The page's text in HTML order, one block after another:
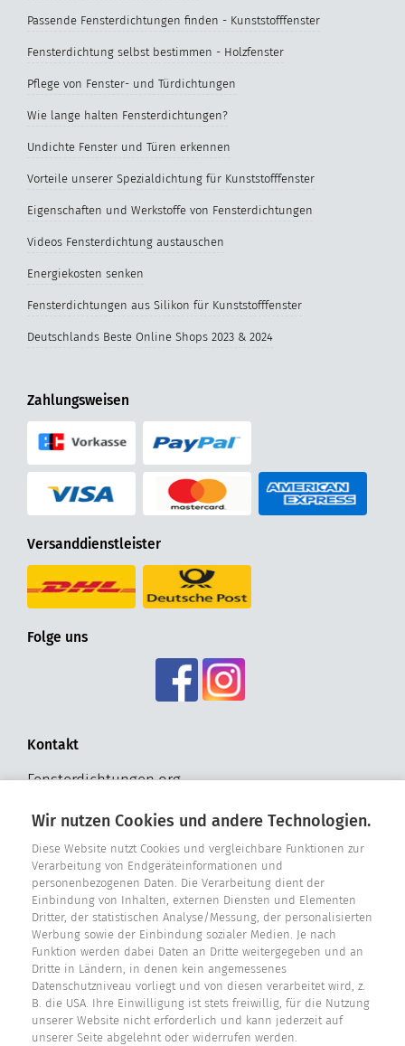
Passende Fensterdichtungen finden - Kunststofffenster
Fensterdichtung selbst bestimmen - Holzfenster
Pflege von Fenster- und Türdichtungen
Wie lange halten Fensterdichtungen?
Undichte Fenster und Türen erkennen
Vorteile unserer Spezialdichtung für Kunststofffenster
Eigenschaften und Werkstoffe von Fensterdichtungen
Videos Fensterdichtung austauschen
Energiekosten senken
Fensterdichtungen aus Silikon für Kunststofffenster
Deutschlands Beste Online Shops 2023 & 2024
Zahlungsweisen
Versanddienstleister
Folge uns
Kontakt
Fensterdichtungen.org
D - 33181 Bad Wünnenberg
Tel. +49 2957 - 9849318
E-Mail: info@fensterdichtungen.org
Dichtungskatalog
Wir nutzen Cookies und andere Technologien.
Diese Website nutzt Cookies und vergleichbare Funktionen zur
Verarbeitung von Endgeräteinformationen und
personenbezogenen Daten. Die Verarbeitung dient der
Einbindung von Inhalten, externen Diensten und Elementen
Dritter, der statistischen Analyse/Messung, der personalisierten
Werbung sowie der Einbindung sozialer Medien. Je nach
Funktion werden dabei Daten an Dritte weitergegeben und an
Dritte in Ländern, in denen kein angemessenes
Datenschutzniveau vorliegt und von diesen verarbeitet wird, z.
B. die USA. Ihre Einwilligung ist stets freiwillig, für die Nutzung
unserer Website nicht erforderlich und kann jederzeit auf
unserer Seite abgelehnt oder widerrufen werden.